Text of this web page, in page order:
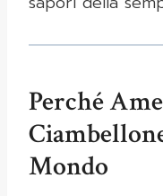
Perché
Mondo